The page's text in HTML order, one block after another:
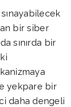
bir siber
sınırda bir
yekpare bir
daha dengeli